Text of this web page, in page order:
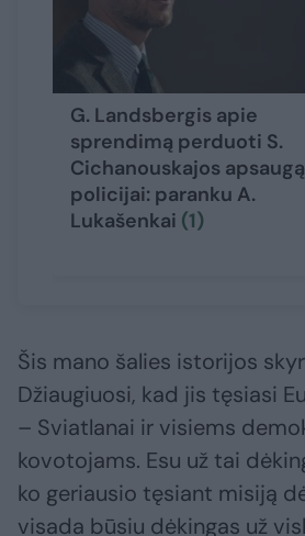
G. Landsbergis apie
sprendimą perduoti S.
Cichanouskajos apsaugą
policijai: paranku A.
Lukašenkai (1)
Šis mano šalies istorijos
Džiaugiuosi, kad jis tęsiasi
– Sviatlanai ir visiems
kovotojams. Esu už tai
ko geriausio tęsiant misiją
visada būsiu dėkingas už